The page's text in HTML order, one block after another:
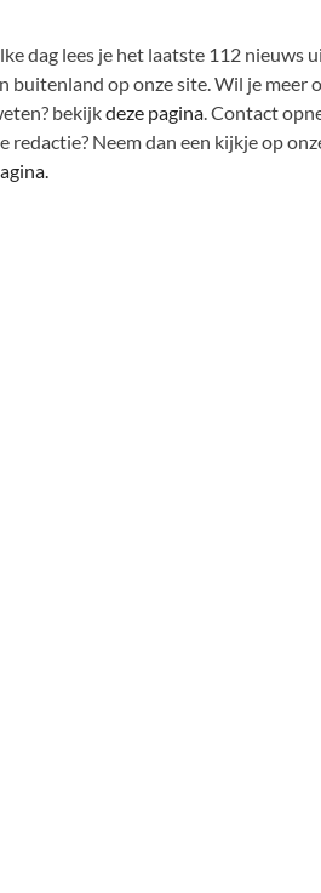
dag lees je het laatste 112 nieuws
buitenland op onze site. Wil je meer
bekijkdeze pagina. Contact
redactie? Neem dan een kijkje op